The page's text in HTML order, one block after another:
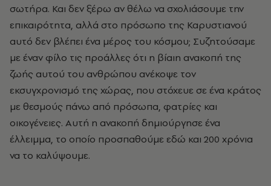
σωτήρα. Και δεν ξέρω αν θέλω να σχολιάσουμε την
επικαιρότητα, αλλά στο πρόσωπο της Καρυστιανού
αυτό δεν βλέπει ένα μέρος του κόσμου; Συζητούσαμε
με έναν φίλο τις προάλλες ότι η βίαιη ανακοπή της
ζωής αυτού του ανθρώπου ανέκοψε τον
εκσυγχρονισμό της χώρας, που στόχευε σε ένα κράτος
με θεσμούς πάνω από πρόσωπα, φατρίες και
οικογένειες. Αυτή η ανακοπή δημιούργησε ένα
έλλειμμα, το οποίο προσπαθούμε εδώ και 200 χρόνια
να το καλύψουμε.